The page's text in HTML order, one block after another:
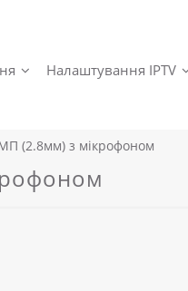
Налаштування IPTV
(2.8мм) з мікрофоном